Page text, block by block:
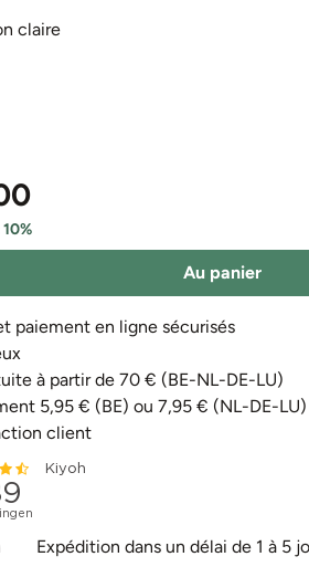
claire
10%
Au panier
paiement en ligne sécurisés
à partir de 70 € (BE-NL-DE-LU)
5,95 € (BE) ou 7,95 € (NL-DE-LU)
client
Expédition dans un délai de 1 à 5